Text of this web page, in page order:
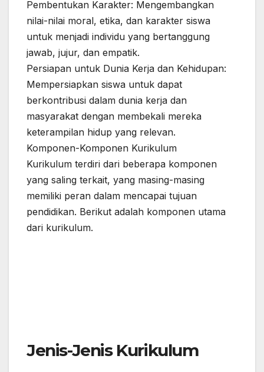
Pembentukan Karakter: Mengembangkan
nilai-nilai moral, etika, dan karakter siswa
untuk menjadi individu yang bertanggung
jawab, jujur, dan empatik.
Persiapan untuk Dunia Kerja dan Kehidupan:
Mempersiapkan siswa untuk dapat
berkontribusi dalam dunia kerja dan
masyarakat dengan membekali mereka
keterampilan hidup yang relevan.
Komponen-Komponen Kurikulum
Kurikulum terdiri dari beberapa komponen
yang saling terkait, yang masing-masing
memiliki peran dalam mencapai tujuan
pendidikan. Berikut adalah komponen utama
dari kurikulum.
Jenis-Jenis Kurikulum